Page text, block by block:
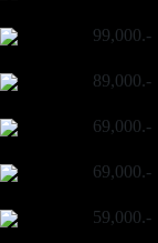
99,000.-
89,000.-
69,000.-
69,000.-
59,000.-